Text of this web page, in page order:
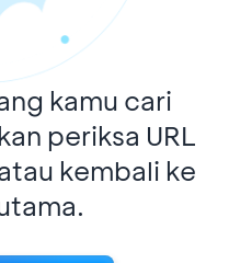
kamu cari
periksa URL
kembali ke